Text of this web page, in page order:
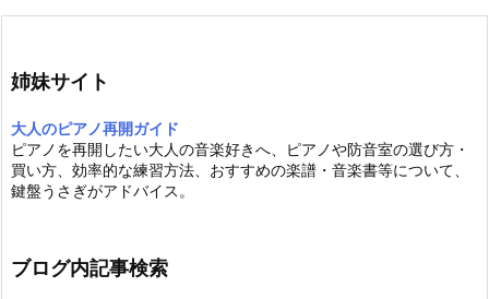
姉妹サイト
大人のピアノ再開ガイド
ピアノを再開したい大人の音楽好きへ、ピアノや防音室の選び方・
買い方、効率的な練習方法、おすすめの楽譜・音楽書等について、
鍵盤うさぎがアドバイス。
ブログ内記事検索